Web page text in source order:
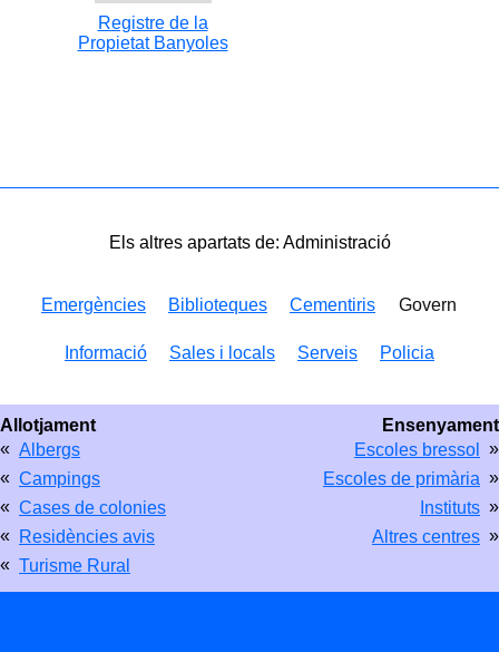
Registre de la
Propietat Banyoles
Els altres apartats de: Administració
Emergències Biblioteques Cementiris Govern
Informació Sales i locals Serveis Policia
Ensenyament
Escoles bressol
»
Escoles de primària »
Instituts »
Altres centres »
Allotjament
« Albergs
« Campings
« Cases de colonies
« Residències avis
« Turisme Rural